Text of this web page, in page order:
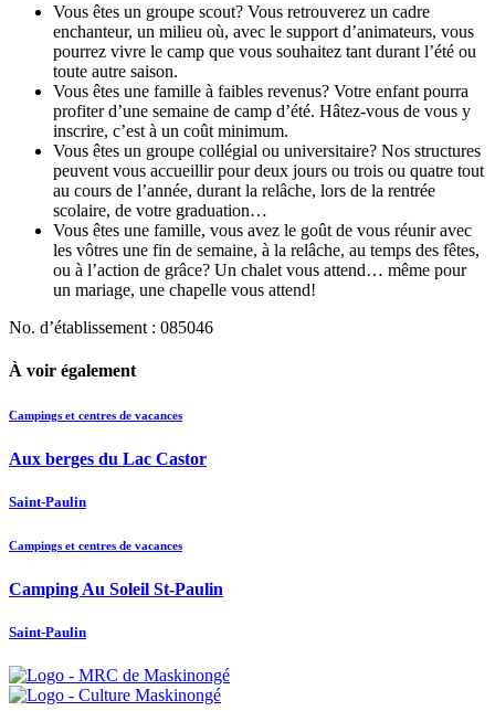
Vous êtes un groupe scout? Vous retrouverez un cadre
enchanteur, un milieu où, avec le support d’animateurs, vous
pourrez vivre le camp que vous souhaitez tant durant l’été ou
toute autre saison.
Vous êtes une famille à faibles revenus? Votre enfant pourra
profiter d’une semaine de camp d’été. Hâtez-vous de vous y
inscrire, c’est à un coût minimum.
Vous êtes un groupe collégial ou universitaire? Nos structures
peuvent vous accueillir pour deux jours ou trois ou quatre tout
au cours de l’année, durant la relâche, lors de la rentrée
scolaire, de votre graduation…
Vous êtes une famille, vous avez le goût de vous réunir avec
les vôtres une fin de semaine, à la relâche, au temps des fêtes,
ou à l’action de grâce? Un chalet vous attend… même pour
un mariage, une chapelle vous attend!
No. d’établissement : 085046
À voir également
Campings et centres de vacances
Aux berges du Lac Castor
Saint-Paulin
Campings et centres de vacances
Camping Au Soleil St-Paulin
Saint-Paulin